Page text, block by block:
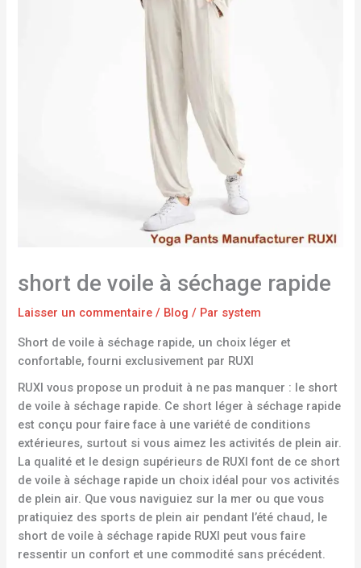
short de voile à séchage rapide
Laisser un commentaire / Blog / Par system
Short de voile à séchage rapide, un choix léger et
confortable, fourni exclusivement par RUXI
RUXI vous propose un produit à ne pas manquer : le short
de voile à séchage rapide. Ce short léger à séchage rapide
est conçu pour faire face à une variété de conditions
extérieures, surtout si vous aimez les activités de plein air.
La qualité et le design supérieurs de RUXI font de ce short
de voile à séchage rapide un choix idéal pour vos activités
de plein air. Que vous naviguiez sur la mer ou que vous
pratiquiez des sports de plein air pendant l’été chaud, le
short de voile à séchage rapide RUXI peut vous faire
ressentir un confort et une commodité sans précédent.